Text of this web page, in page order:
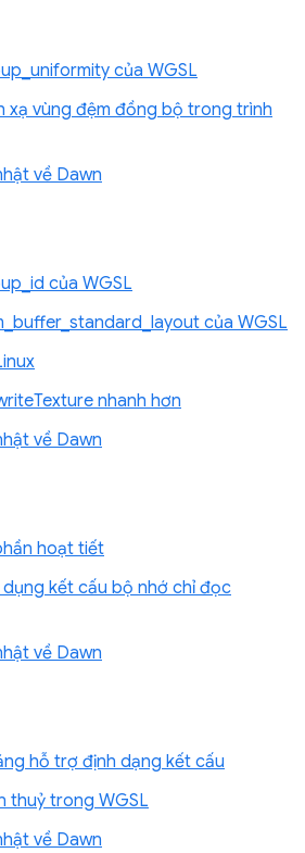
của WGSL
xạ vùng đệm đồng bộ trong trình
về Dawn
của WGSL
của WGSL
nhanh hơn
về Dawn
hoạt tiết
kết cấu bộ nhớ chỉ đọc
về Dawn
hỗ trợ định dạng kết cấu
thuỷ trong WGSL
về Dawn